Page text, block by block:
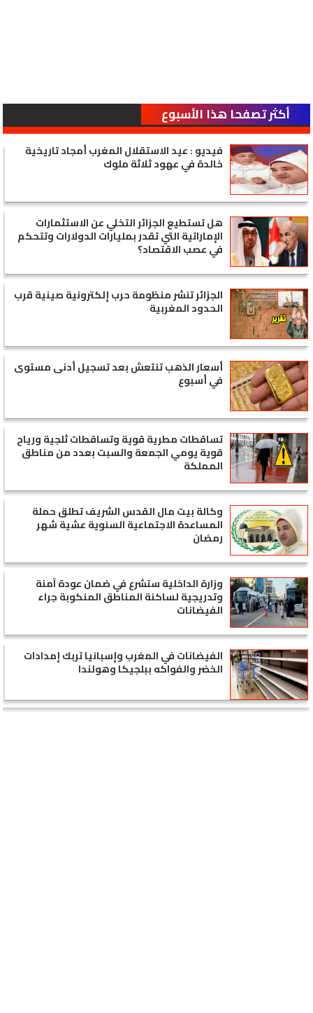
أكثر تصفحا هذا الأسبوع
فيديو : عيد الاستقلال المغرب أمجاد تاريخية
خالدة في عهود ثلاثة ملوك
هل تستطيع الجزائر التخلي عن الاستثمارات
الإماراتية التي تقدر بمليارات الدولارات وتتحكم
في عصب الاقتصاد؟
الجزائر تنشر منظومة حرب إلكترونية صينية قرب
الحدود المغربية
أسعار الذهب تنتعش بعد تسجيل أدنى مستوى
في أسبوع
تساقطات مطرية قوية وتساقطات ثلجية ورياح
قوية يومي الجمعة والسبت بعدد من مناطق
المملكة
وكالة بيت مال القدس الشريف تطلق حملة
المساعدة الاجتماعية السنوية عشية شهر
رمضان
وزارة الداخلية ستشرع في ضمان عودة آمنة
وتدريجية لساكنة المناطق المنكوبة جراء
الفيضانات
الفيضانات في المغرب وإسبانيا تربك إمدادات
الخضر والفواكه ببلجيكا وهولندا